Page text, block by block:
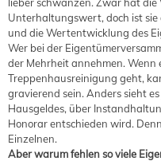
Unterhaltungswert, doch ist
und die Wertentwicklung des
Wer bei der
der Mehrheit annehmen. Wenn
Treppenhausreinigung geht,
gravierend sein. Anders sieht
Hausgeldes, über
Honorar entschieden wird.
Einzelnen.
Aber warum fehlen so viele